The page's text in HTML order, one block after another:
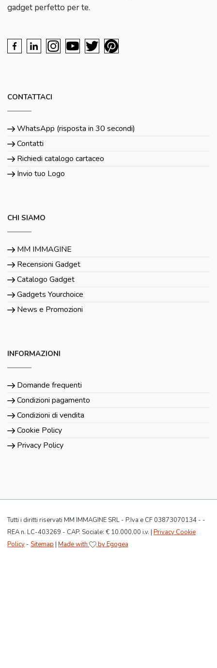
gadget perfetto per te.
CONTATTACI
WhatsApp (risposta in 30 secondi)
Contatti
Richiedi catalogo cartaceo
Invio tuo Logo
CHI SIAMO
MM IMMAGINE
Recensioni Gadget
Catalogo Gadget
Gadgets Yourchoice
News e Promozioni
INFORMAZIONI
Domande frequenti
Condizioni pagamento
Condizioni di vendita
Cookie Policy
Privacy Policy
Tutti i diritti riservati MM IMMAGINE SRL - P.Iva e CF 03873070134 - -
REA n. LC-403269 - CAP. Sociale: € 10.000,00 i.v. | Privacy Cookie
Policy - Sitemap | Made with by Egogea